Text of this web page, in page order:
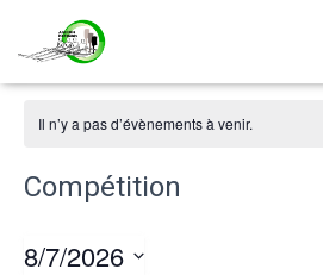
Il n’y a pas d’évènements à venir.
Compétition
8/7/2026